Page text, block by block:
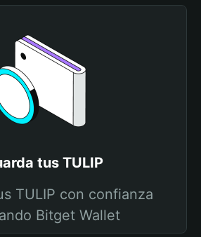
tus TULIP
TULIP con confianza
Bitget Wallet